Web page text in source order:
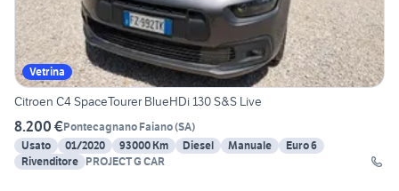
Vetrina
Citroen C4 SpaceTourer BlueHDi 130 S&S Live
8.200 €Pontecagnano Faiano(SA)
Usato
01/2020 93000 Km Diesel Manuale
Euro 6
Rivenditore PROJECT G CAR